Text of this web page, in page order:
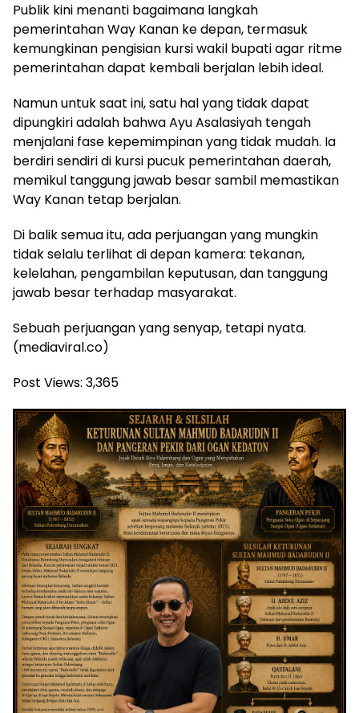
Publik kini menanti bagaimana langkah
pemerintahan Way Kanan ke depan, termasuk
kemungkinan pengisian kursi wakil bupati agar ritme
pemerintahan dapat kembali berjalan lebih ideal.
Namun untuk saat ini, satu hal yang tidak dapat
dipungkiri adalah bahwa Ayu Asalasiyah tengah
menjalani fase kepemimpinan yang tidak mudah. Ia
berdiri sendiri di kursi pucuk pemerintahan daerah,
memikul tanggung jawab besar sambil memastikan
Way Kanan tetap berjalan.
Di balik semua itu, ada perjuangan yang mungkin
tidak selalu terlihat di depan kamera: tekanan,
kelelahan, pengambilan keputusan, dan tanggung
jawab besar terhadap masyarakat.
Sebuah perjuangan yang senyap, tetapi nyata.
(mediaviral.co)
Post Views: 3,365